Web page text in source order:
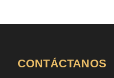
CONTÁCTANOS